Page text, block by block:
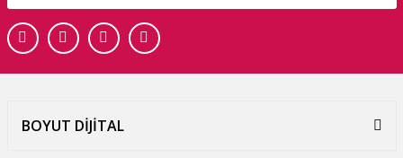
BOYUT DİJİTAL